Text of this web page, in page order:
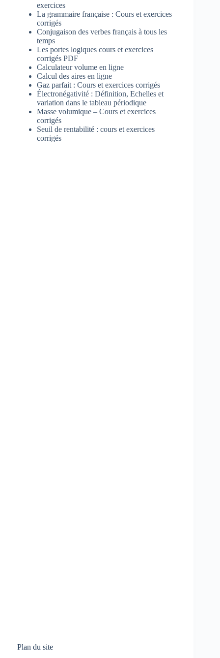
exercices
La grammaire française : Cours et exercices
corrigés
Conjugaison des verbes français à tous les
temps
Les portes logiques cours et exercices
corrigés PDF
Calculateur volume en ligne
Calcul des aires en ligne
Gaz parfait : Cours et exercices corrigés
Électronégativité : Définition, Echelles et
variation dans le tableau périodique
Masse volumique – Cours et exercices
corrigés
Seuil de rentabilité : cours et exercices
corrigés
Plan du site